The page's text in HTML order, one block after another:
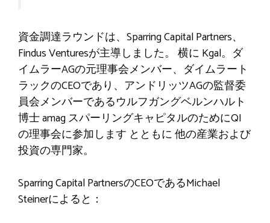
資金調達ラウンドは、Sparring Capital Partners、
Findus Venturesが主導しました。 横に Kgal。ダ
イムラーAGの元理事会メンバー、ダイムラート
ラックのCEOであり、アンドリッツAGの監督委
員会メンバーであるウルフガングベルンハルト
博士amagスパーリングキャピタルのためにQI
の理事会に参加します とともに他の産業および
投資の専門家。
Sparring Capital PartnersのCEOであるMichael
Steinerによると：